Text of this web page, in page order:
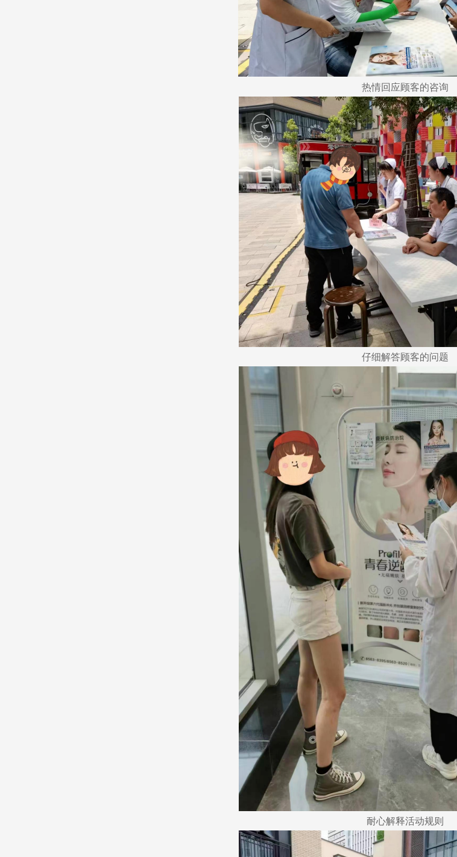
热情回应顾客的咨询
仔细解答顾客的问题
耐心解释活动规则